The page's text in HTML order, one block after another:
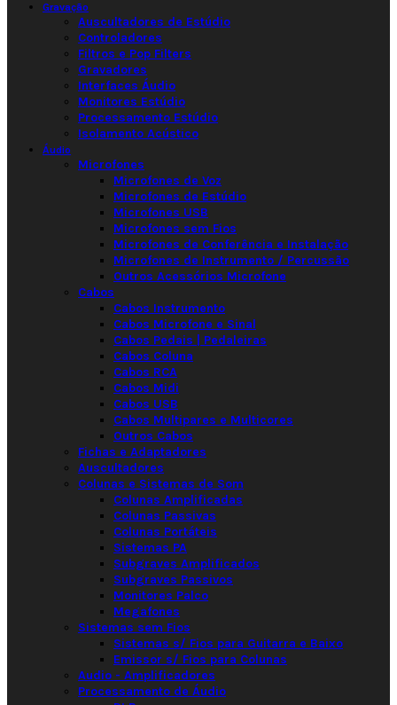
Gravação
Auscultadores de Estúdio
Controladores
Filtros e Pop Filters
Gravadores
Interfaces Áudio
Monitores Estúdio
Processamento Estúdio
Isolamento Acústico
Áudio
Microfones
Microfones de Voz
Microfones de Estúdio
Microfones USB
Microfones sem Fios
Microfones de Conferência e Instalação
Microfones de Instrumento / Percussão
Outros Acessórios Microfone
Cabos
Cabos Instrumento
Cabos Microfone e Sinal
Cabos Pedais | Pedaleiras
Cabos Coluna
Cabos RCA
Cabos Midi
Cabos USB
Cabos Multipares e Multicores
Outros Cabos
Fichas e Adaptadores
Auscultadores
Colunas e Sistemas de Som
Colunas Amplificadas
Colunas Passivas
Colunas Portáteis
Sistemas PA
Subgraves Amplificados
Subgraves Passivos
Monitores Palco
Megafones
Sistemas sem Fios
Sistemas s/ Fios para Guitarra e Baixo
Emissor s/ Fios para Colunas
Audio - Amplificadores
Processamento de Áudio